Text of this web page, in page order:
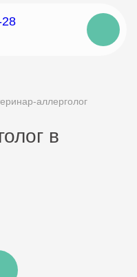
аллерголог
в